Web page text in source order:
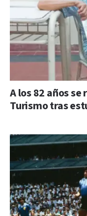
A los 82 años
Turismo tras